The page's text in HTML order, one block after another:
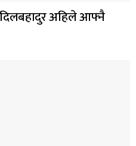
अहिले आफ्नै